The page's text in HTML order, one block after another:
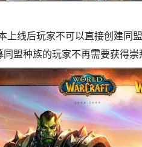
上线后玩家不可以直接创建同
盟种族的玩家不再需要获得